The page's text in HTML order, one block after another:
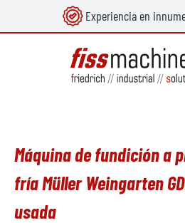
principal Experiencia en
Máquina de fundición a
fría Müller Weingarten
usada